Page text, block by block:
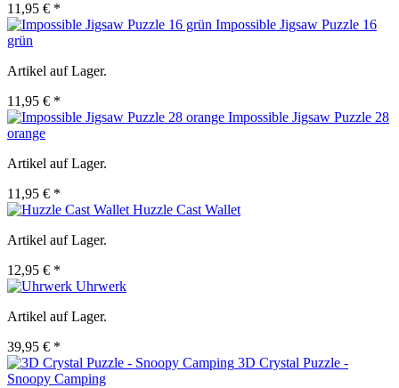
11,95 € *
Impossible Jigsaw Puzzle 16
grün
Artikel auf Lager.
11,95 € *
Impossible Jigsaw Puzzle 28
orange
Artikel auf Lager.
11,95 € *
Huzzle Cast Wallet
Artikel auf Lager.
12,95 € *
Uhrwerk
Artikel auf Lager.
39,95 € *
3D Crystal Puzzle -
Snoopy Camping